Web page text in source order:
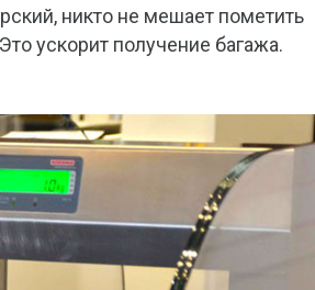
никто не мешает пометить
ускорит получение багажа.